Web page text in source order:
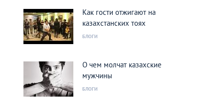
Как гости отжигают на
казахстанских тоях
БЛОГИ
О чем молчат казахские
мужчины
БЛОГИ